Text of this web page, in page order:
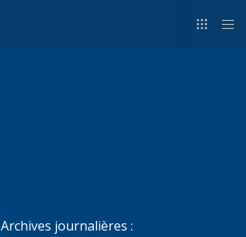
Archives journalières :